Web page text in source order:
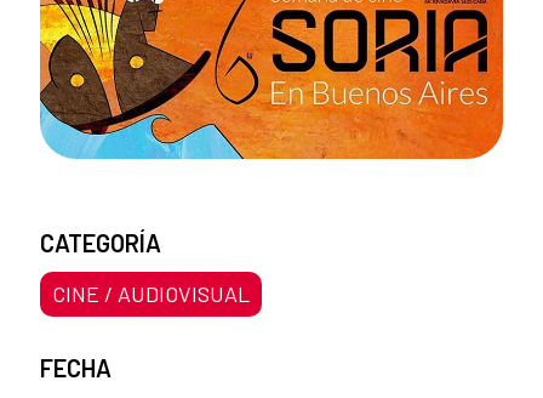
CATEGORÍA
CINE / AUDIOVISUAL
FECHA